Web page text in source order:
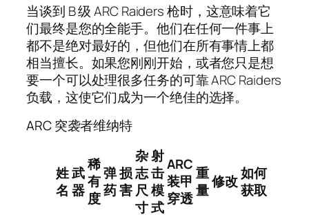
当谈到 B 级 ARC Raiders 枪时，这意味着它
们最终是您的全能手。他们在任何一件事上
都不是绝对最好的，但他们在所有事情上都
相当擅长。如果您刚刚开始，或者您只是想
要一个可以处理很多任务的可靠 ARC Raiders
负载，这使它们成为一个绝佳的选择。
ARC 突袭者维纳特
姓
名
武
器
稀
有
度
弹
药
损
害
杂
志
尺
寸
射
击
模
式
ARC
装甲
穿透
重
量修改如何
获取